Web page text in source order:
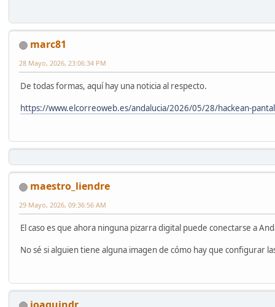
marc81
28 Mayo, 2026, 23:06:34 PM
De todas formas, aquí hay una noticia al respecto.
https://www.elcorreoweb.es/andalucia/2026/05/28/hackean-
maestro_liendre
29 Mayo, 2026, 09:36:56 AM
El caso es que ahora ninguna pizarra digital puede conectarse a
No sé si alguien tiene alguna imagen de cómo hay que configurar